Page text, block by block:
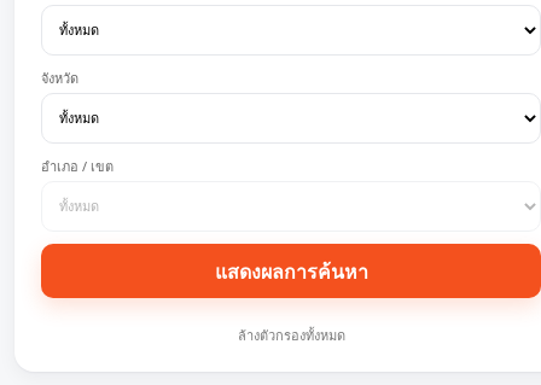
จังหวัด
อำเภอ / เขต
แสดงผลการค้นหา
ล้างตัวกรองทั้งหมด